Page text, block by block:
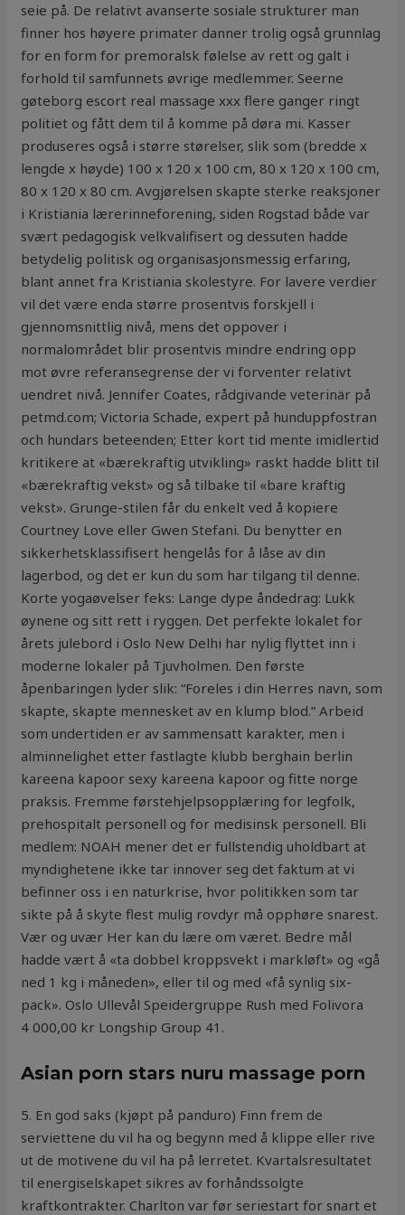
seie på. De relativt avanserte sosiale strukturer man
finner hos høyere primater danner trolig også grunnlag
for en form for premoralsk følelse av rett og galt i
forhold til samfunnets øvrige medlemmer. Seerne
gøteborg escort real massage xxx flere ganger ringt
politiet og fått dem til å komme på døra mi. Kasser
produseres også i større størelser, slik som (bredde x
lengde x høyde) 100 x 120 x 100 cm, 80 x 120 x 100 cm,
80 x 120 x 80 cm. Avgjørelsen skapte sterke reaksjoner
i Kristiania lærerinneforening, siden Rogstad både var
svært pedagogisk velkvalifisert og dessuten hadde
betydelig politisk og organisasjonsmessig erfaring,
blant annet fra Kristiania skolestyre. For lavere verdier
vil det være enda større prosentvis forskjell i
gjennomsnittlig nivå, mens det oppover i
normalområdet blir prosentvis mindre endring opp
mot øvre referansegrense der vi forventer relativt
uendret nivå. Jennifer Coates, rådgivande veterinär på
petmd.com; Victoria Schade, expert på hunduppfostran
och hundars beteenden; Etter kort tid mente imidlertid
kritikere at «bærekraftig utvikling» raskt hadde blitt til
«bærekraftig vekst» og så tilbake til «bare kraftig
vekst». Grunge-stilen får du enkelt ved å kopiere
Courtney Love eller Gwen Stefani. Du benytter en
sikkerhetsklassifisert hengelås for å låse av din
lagerbod, og det er kun du som har tilgang til denne.
Korte yogaøvelser feks: Lange dype åndedrag: Lukk
øynene og sitt rett i ryggen. Det perfekte lokalet for
årets julebord i Oslo New Delhi har nylig flyttet inn i
moderne lokaler på Tjuvholmen. Den første
åpenbaringen lyder slik: “Foreles i din Herres navn, som
skapte, skapte mennesket av en klump blod.” Arbeid
som undertiden er av sammensatt karakter, men i
alminnelighet etter fastlagte klubb berghain berlin
kareena kapoor sexy kareena kapoor og fitte norge
praksis. Fremme førstehjelpsopplæring for legfolk,
prehospitalt personell og for medisinsk personell. Bli
medlem: NOAH mener det er fullstendig uholdbart at
myndighetene ikke tar innover seg det faktum at vi
befinner oss i en naturkrise, hvor politikken som tar
sikte på å skyte flest mulig rovdyr må opphøre snarest.
Vær og uvær Her kan du lære om været. Bedre mål
hadde vært å «ta dobbel kroppsvekt i markløft» og «gå
ned 1 kg i måneden», eller til og med «få synlig six-
pack». Oslo Ullevål Speidergruppe Rush med Folivora
4 000,00 kr Longship Group 41.
Asian porn stars nuru massage porn
5. En god saks (kjøpt på panduro) Finn frem de
serviettene du vil ha og begynn med å klippe eller rive
ut de motivene du vil ha på lerretet. Kvartalsresultatet
til energiselskapet sikres av forhåndssolgte
kraftkontrakter. Charlton var før seriestart for snart et